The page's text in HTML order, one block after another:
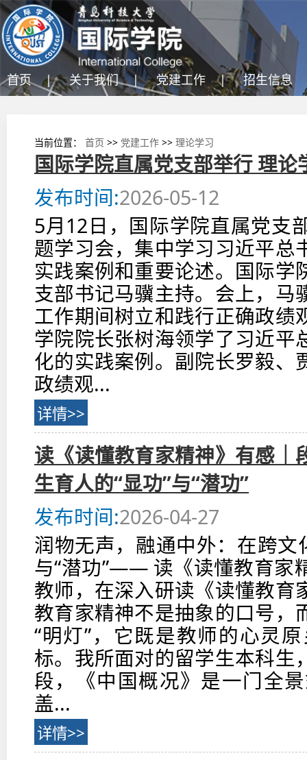
首页 | 关于我们 | 党建工作 | 招生信息
当前位置： 首页 >> 党建工作 >> 理论学习
国际学院直属党支部举行 理
发布时间:2026-05-12
5月12日，国际学院直属党支
题学习会，集中学习习近平总
实践案例和重要论述。国际
支部书记马骥主持。会上，
工作期间树立和践行正确政绩
学院院长张树海领学了习近平
化的实践案例。副院长罗毅、
政绩观...
详情>>
读《读懂教育家精神》有感｜
生育人的“显功”与“潜功”
发布时间:2026-04-27
润物无声，融通中外：在跨文
与“潜功”—— 读《读懂教育家
教师，在深入研读《读懂教育
教育家精神不是抽象的口号，
“明灯”，它既是教师的心灵
标。我所面对的留学生本科生
段，《中国概况》是一门全
盖...
详情>>